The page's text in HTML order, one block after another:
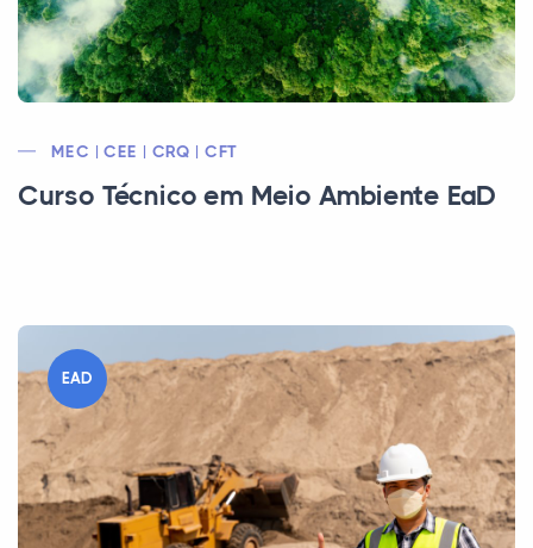
MEC | CEE | CRQ | CFT
Curso Técnico em Meio Ambiente EaD
EAD